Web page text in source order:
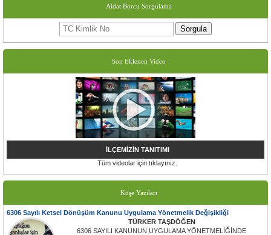
Aidat Borcu Sorgulama
Sorgula
Son Eklenen Video
İLÇEMİZİN TANITIMI
Tüm videolar için tıklayınız.
Köşe Yazıları
6306 Sayılı Ketsel Dönüşüm Kanunu Uygulama Yönetmelik Değişikliği
TÜRKER TAŞDÖĞEN
6306 SAYILI KANUNUN UYGULAMA YÖNETMELİĞİNDE